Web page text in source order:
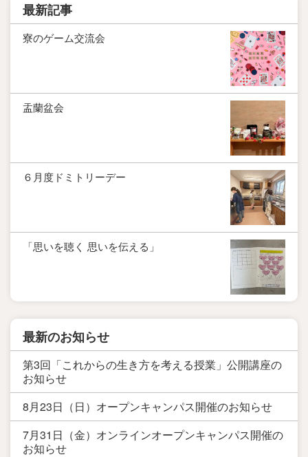
最新記事
寮のゲーム交流会
盂蘭盆会
６月度ドミトリーデー
「思いを聴く 思いを伝える」
最新のお知らせ
第3回「これからの生き方を考える授業」公開講座の
お知らせ
8月23日（日）オープンキャンパス開催のお知らせ
7月31日（金）オンラインオープンキャンパス開催の
お知らせ